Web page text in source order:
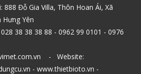
888 Đỗ Gia Villa, Thôn Hoan Ái, Xã
Hưng Yên
38 38 38 88 - 0962 99 0101 - 0976
- Website:
- www.thietbioto.vn -